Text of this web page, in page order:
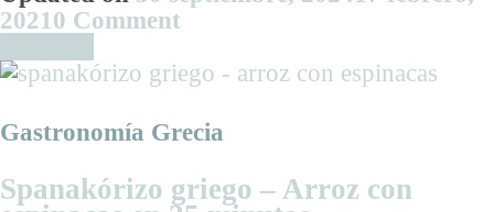
20210 Comment
integrales
langostinos
salsa
de
Gastronomía Grecia
Spanakórizo griego – Arroz con